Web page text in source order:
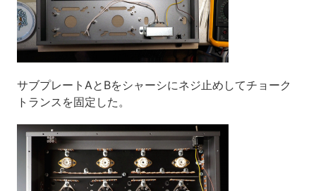
サブプレートAとBをシャーシにネジ止めしてチョーク
トランスを固定した。